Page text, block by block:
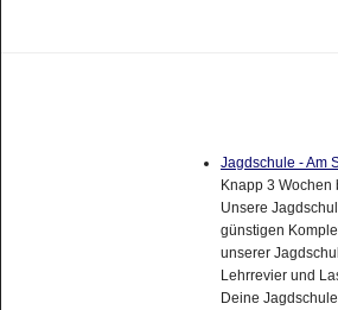
Jagdschule - Am
Knapp 3
Unsere
günstigen
unserer
Lehrrevier und
Deine